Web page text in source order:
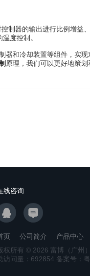
器的输出进行比例增益
度控制。
和冷却装置等组件，实现
原理，我们可以更好地策
线咨询
页 公司简介 产品中心
权所有 © 2026 富博（广州
访问量： 692854 备案号：